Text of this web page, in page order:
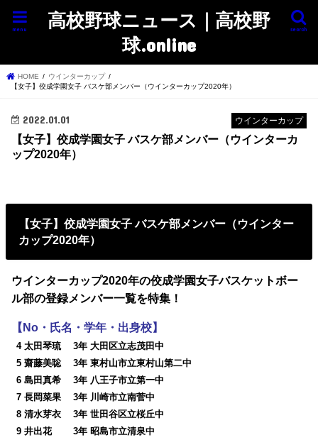
高校野球ニュース｜高校野
球.online
search
menu
HOME
ウインターカップ
【女子】佼成学園女子 バスケ部メンバー（ウインターカップ2020年）
ウインターカップ
2022.01.01
【女子】佼成学園女子 バスケ部メンバー（ウインターカ
ップ2020年）
【女子】佼成学園女子 バスケ部メンバー（ウインター
カップ2020年）
ウインターカップ2020年の佼成学園女子バスケットボー
ル部の登録メンバー一覧を特集！
【No・氏名・学年・出身校】
04 太田琴琉 3年 大田区立志茂田中
05 齋藤美聡 3年 東村山市立東村山第二中
06 島田真希 3年 八王子市立第一中
07 長岡菜果 3年 川崎市立南菅中
08 清水芽衣 3年 世田谷区立桜丘中
09 井出花 3年 昭島市立清泉中